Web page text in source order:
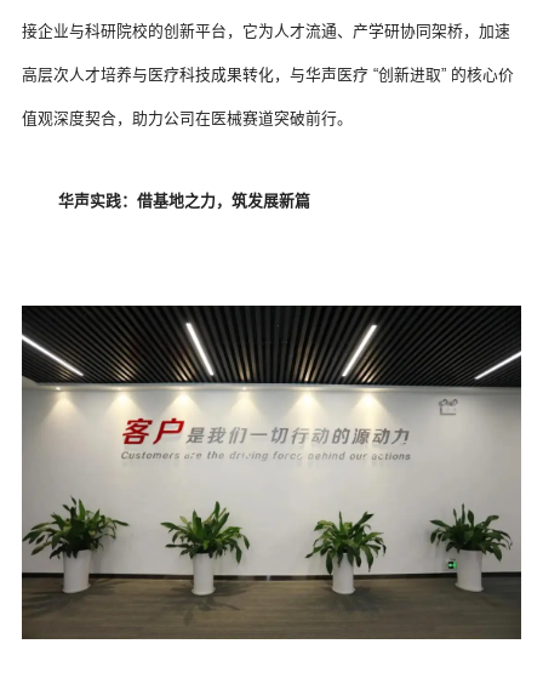
接企业与科研院校的创新平台，它为人才流通、产学研协同架桥，加速
高层次人才培养与医疗科技成果转化，与华声医疗 “创新进取” 的核心价
值观深度契合，助力公司在医械赛道突破前行。
华声实践：借基地之力，筑发展新篇